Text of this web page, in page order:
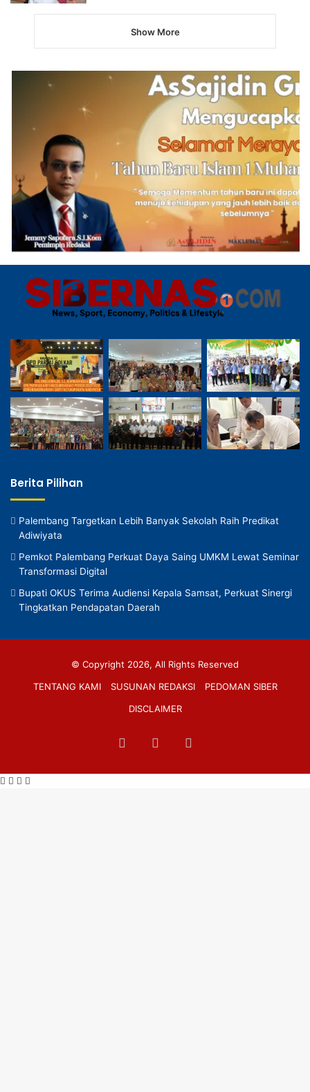
Show More
Berita Pilihan
Palembang Targetkan Lebih Banyak Sekolah Raih Predikat
Adiwiyata
Pemkot Palembang Perkuat Daya Saing UMKM Lewat Seminar
Transformasi Digital
Bupati OKUS Terima Audiensi Kepala Samsat, Perkuat Sinergi
Tingkatkan Pendapatan Daerah
© Copyright 2026, All Rights Reserved
TENTANG KAMI
SUSUNAN REDAKSI
PEDOMAN SIBER
DISCLAIMER
FacebookTikTok
Facebook
Twitter
WhatsApp